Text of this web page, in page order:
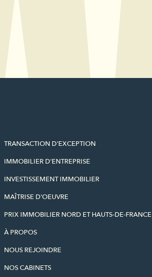
TRANSACTION D'EXCEPTION
IMMOBILIER D'ENTREPRISE
INVESTISSEMENT IMMOBILIER
MAÎTRISE D'OEUVRE
PRIX IMMOBILIER NORD ET HAUTS-DE-FRANCE
À PROPOS
NOUS REJOINDRE
NOS CABINETS